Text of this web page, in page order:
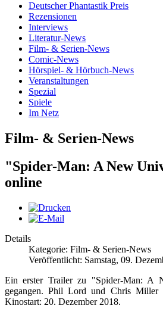
Deutscher Phantastik Preis
Rezensionen
Interviews
Literatur-News
Film- & Serien-News
Comic-News
Hörspiel- & Hörbuch-News
Veranstaltungen
Spezial
Spiele
Im Netz
Film- & Serien-News
"Spider-Man: A New
online
Details
Kategorie: Film- & Serien-News
Veröffentlicht: Samstag, 09.
Ein erster Trailer zu "Spider-Man: A
gegangen. Phil Lord und Chris Miller
Kinostart: 20. Dezember 2018.